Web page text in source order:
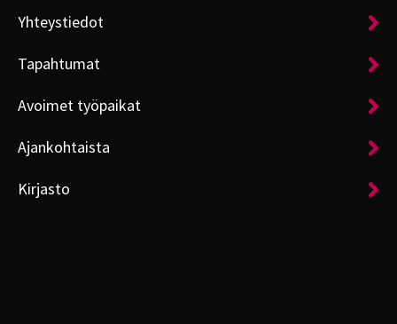
Yhteystiedot
Tapahtumat
Avoimet työpaikat
Ajankohtaista
Kirjasto